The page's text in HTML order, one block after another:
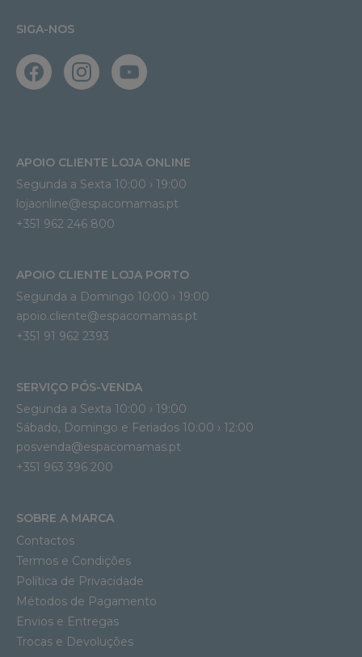
SIGA-NOS
APOIO CLIENTE LOJA ONLINE
Segunda a Sexta 10:00 › 19:00
lojaonline@espacomamas.pt
+351 962 246 800
APOIO CLIENTE LOJA PORTO
Segunda a Domingo 10:00 › 19:00
apoio.cliente@espacomamas.pt
+351 91 962 2393
SERVIÇO PÓS-VENDA
Segunda a Sexta 10:00 › 19:00
Sábado, Domingo e Feriados 10:00 › 12:00
posvenda@espacomamas.pt
+351 963 396 200
SOBRE A MARCA
Contactos
Termos e Condições
Política de Privacidade
Métodos de Pagamento
Envios e Entregas
Trocas e Devoluções